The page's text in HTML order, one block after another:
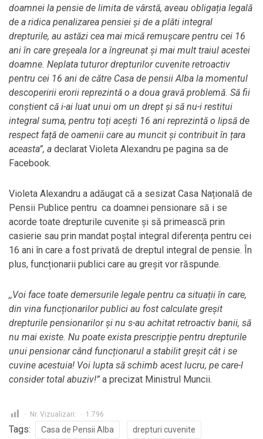
doamnei la pensie de limita de vârstă, aveau obligația legală
de a ridica penalizarea pensiei și de a plăti integral
drepturile, au astăzi cea mai mică remușcare pentru cei 16
ani în care greșeala lor a îngreunat și mai mult traiul acestei
doamne. Neplata tuturor drepturilor cuvenite retroactiv
pentru cei 16 ani de către Casa de pensii Alba la momentul
descoperirii erorii reprezintă o a doua gravă problemă. Să fii
conștient că i-ai luat unui om un drept și să nu-i restitui
integral suma, pentru toți acești 16 ani reprezintă o lipsă de
respect față de oamenii care au muncit și contribuit în țara
aceasta”, a declarat Violeta Alexandru pe pagina sa de
Facebook.
Violeta Alexandru a adăugat că a sesizat Casa Națională de
Pensii Publice pentru ca doamnei pensionare să i se
acorde toate drepturile cuvenite și să primească prin
casierie sau prin mandat poștal integral diferența pentru cei
16 ani în care a fost privată de dreptul integral de pensie. În
plus, funcționarii publici care au greșit vor răspunde.
,,Voi face toate demersurile legale pentru ca situații în care,
din vina funcționarilor publici au fost calculate greșit
drepturile pensionarilor și nu s-au achitat retroactiv banii, să
nu mai existe. Nu poate exista prescripție pentru drepturile
unui pensionar când funcționarul a stabilit greșit cât i se
cuvine acestuia! Voi lupta să schimb acest lucru, pe care-l
consider total abuziv!” a precizat Ministrul Muncii.
Nr. Vizualizari: 1.796
Tags: Casa de Pensii Alba
drepturi cuvenite